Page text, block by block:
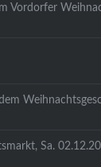
Vordorfer
Sa.